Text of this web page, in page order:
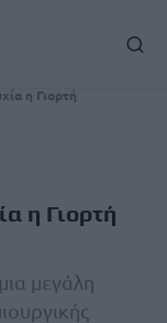
η Γιορτή
η Γιορτή
μεγάλη